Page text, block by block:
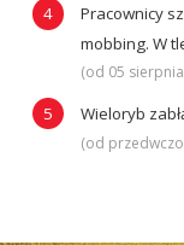
Pracownicy
mobbing. W
(od 05
Wieloryb
(od